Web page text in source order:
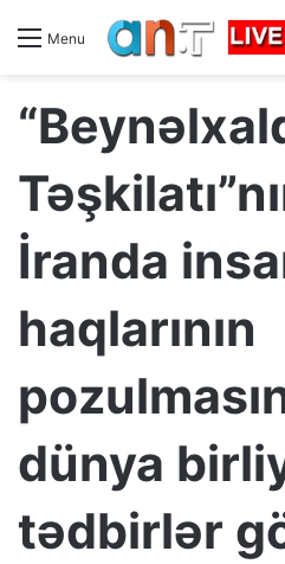
Menu
İranda
haqlarının
dünya
tədbirlər